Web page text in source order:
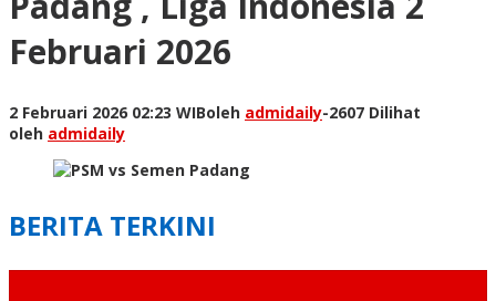
Februari 2026
2 Februari 2026 02:23 WIBoleh admidaily-2607 Dilihat
oleh admidaily
BERITA TERKINI